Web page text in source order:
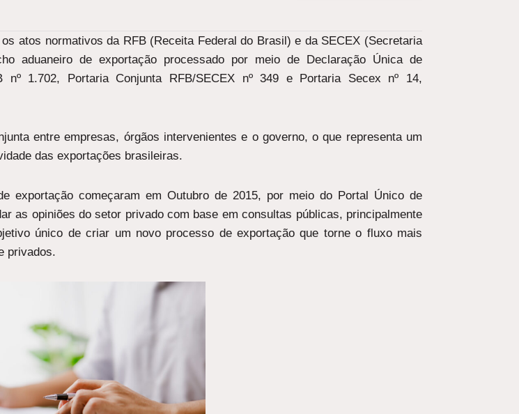
atos normativos da RFB (Receita Federal do Brasil) e da SECEX (Secretaria
aduaneiro de exportação processado por meio de Declaração Única de
1.702, Portaria Conjunta RFB/SECEX nº 349 e Portaria Secex nº 14,
entre empresas, órgãos intervenientes e o governo, o que representa um
das exportações brasileiras.
exportação começaram em Outubro de 2015, por meio do Portal Único de
as opiniões do setor privado com base em consultas públicas, principalmente
único de criar um novo processo de exportação que torne o fluxo mais
privados.